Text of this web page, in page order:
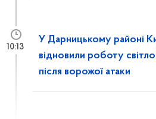
У Дарницькому районі
відновили роботу
після ворожої атаки
10:13